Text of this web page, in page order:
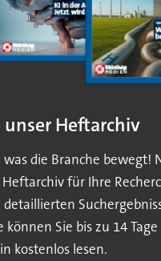
unser Heftarchiv
was die Branche bewegt!
für Ihre
können Sie bis zu 14
kostenlos lesen.